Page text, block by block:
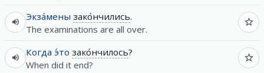
Экза́мены зако́нчились.
The examinations are all over.
Когда э́то зако́нчилось?
When did it end?